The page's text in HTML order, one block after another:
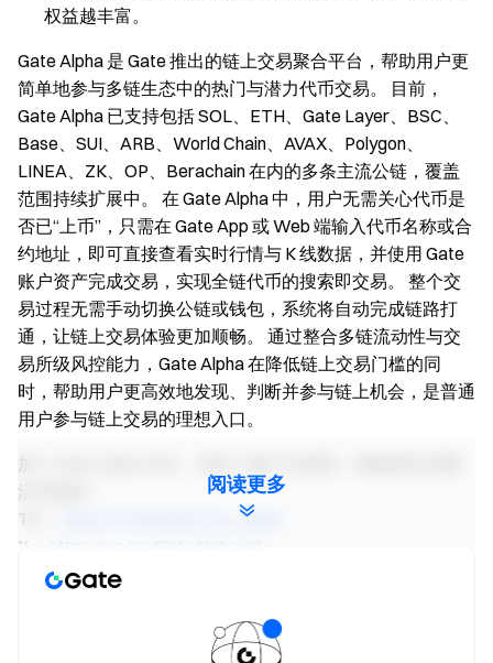
权益越丰富。
Gate Alpha 是 Gate 推出的链上交易聚合平台，帮助用户更
简单地参与多链生态中的热门与潜力代币交易。 目前，
Gate Alpha 已支持包括 SOL、ETH、Gate Layer、BSC、
Base、SUI、ARB、World Chain、AVAX、Polygon、
LINEA、ZK、OP、Berachain 在内的多条主流公链，覆盖
范围持续扩展中。 在 Gate Alpha 中，用户无需关心代币是
否已“上币”，只需在 Gate App 或 Web 端输入代币名称或合
约地址，即可直接查看实时行情与 K 线数据，并使用 Gate
账户资产完成交易，实现全链代币的搜索即交易。 整个交
易过程无需手动切换公链或钱包，系统将自动完成链路打
通，让链上交易体验更加顺畅。 通过整合多链流动性与交
易所级风控能力，Gate Alpha 在降低链上交易门槛的同
时，帮助用户更高效地发现、判断并参与链上机会，是普通
用户参与链上交易的理想入口。
加入 Gate Alpha 社区，更快了解产品更新，解锁更多高额
活动奖励：
TG：
https://t.me/GateCom_Alpha
X： https://x.com/GateAlphaHQ
用户首次进入“Gate Alpha” 需按照指引阅读完成创新
阅读更多